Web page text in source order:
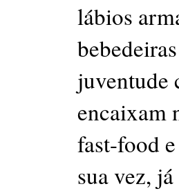
lábios
juventude
encaixam
fast-food
sua vez,